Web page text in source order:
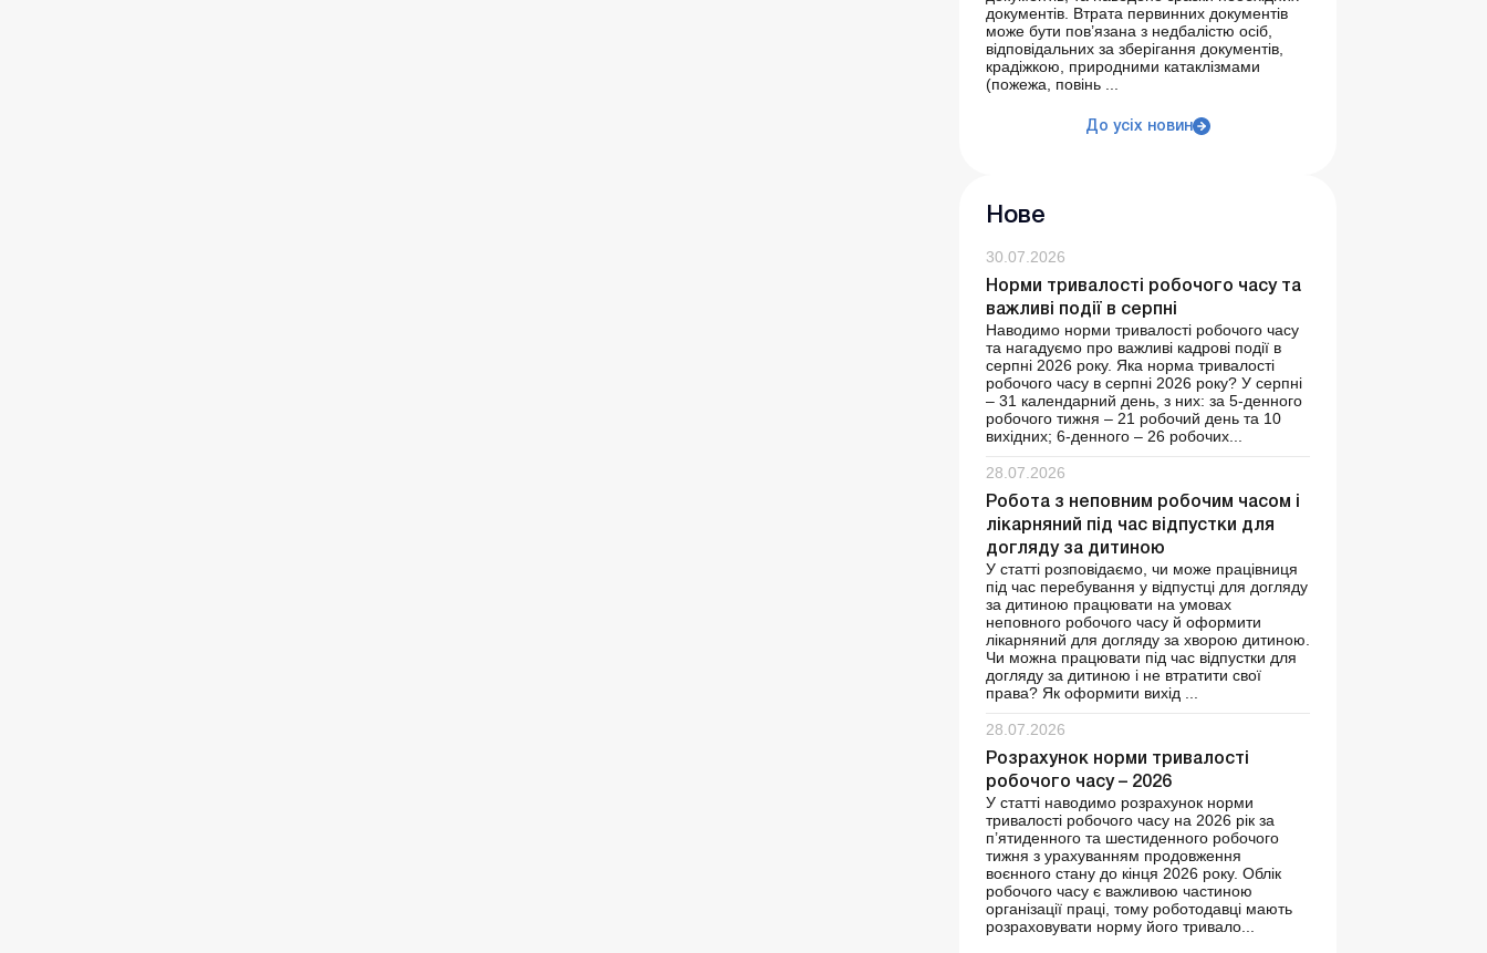
документів. Втрата первинних документів
може бути пов’язана з недбалістю осіб,
відповідальних за зберігання документів,
крадіжкою, природними катаклізмами
(пожежа, повінь ...
До усіх новин
Нове
30.07.2026
Норми тривалості робочого часу та
важливі події в серпні
Наводимо норми тривалості робочого часу
та нагадуємо про важливі кадрові події в
серпні 2026 року. Яка норма тривалості
робочого часу в серпні 2026 року? У серпні
– 31 календарний день, з них: за 5-денного
робочого тижня – 21 робочий день та 10
вихідних; 6-денного – 26 робочих...
28.07.2026
Робота з неповним робочим часом і
лікарняний під час відпустки для
догляду за дитиною
У статті розповідаємо, чи може працівниця
під час перебування у відпустці для догляду
за дитиною працювати на умовах
неповного робочого часу й оформити
лікарняний для догляду за хворою дитиною.
Чи можна працювати під час відпустки для
догляду за дитиною і не втратити свої
права? Як оформити вихід ...
28.07.2026
Розрахунок норми тривалості
робочого часу – 2026
У статті наводимо розрахунок норми
тривалості робочого часу на 2026 рік за
п’ятиденного та шестиденного робочого
тижня з урахуванням продовження
воєнного стану до кінця 2026 року. Облік
робочого часу є важливою частиною
організації праці, тому роботодавці мають
розраховувати норму його тривало...